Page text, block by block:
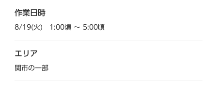
作業日時
8/19(火) 1:00頃 ～ 5:00頃
エリア
関市の一部